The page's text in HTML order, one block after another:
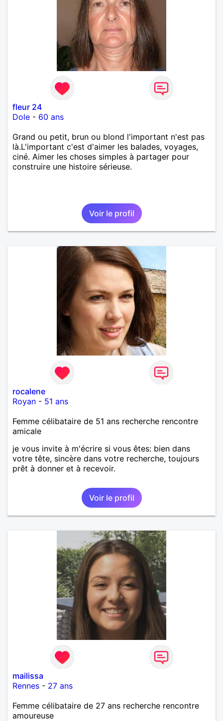
fleur 24
Dole - 60 ans
Grand ou petit, brun ou blond l'important n'est pas
là.L'important c'est d'aimer les balades, voyages,
ciné. Aimer les choses simples à partager pour
construire une histoire sérieuse.
Voir le profil
rocalene
Royan - 51 ans
Femme célibataire de 51 ans recherche rencontre
amicale
je vous invite à m'écrire si vous êtes: bien dans
votre tête, sincère dans votre recherche, toujours
prêt à donner et à recevoir.
Voir le profil
mailissa
Rennes - 27 ans
Femme célibataire de 27 ans recherche rencontre
amoureuse